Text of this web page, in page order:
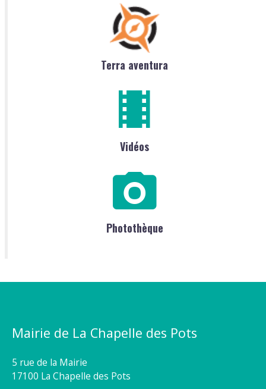
Terra aventura
Vidéos
Photothèque
Mairie de La Chapelle des Pots
5 rue de la Mairie
17100 La Chapelle des Pots